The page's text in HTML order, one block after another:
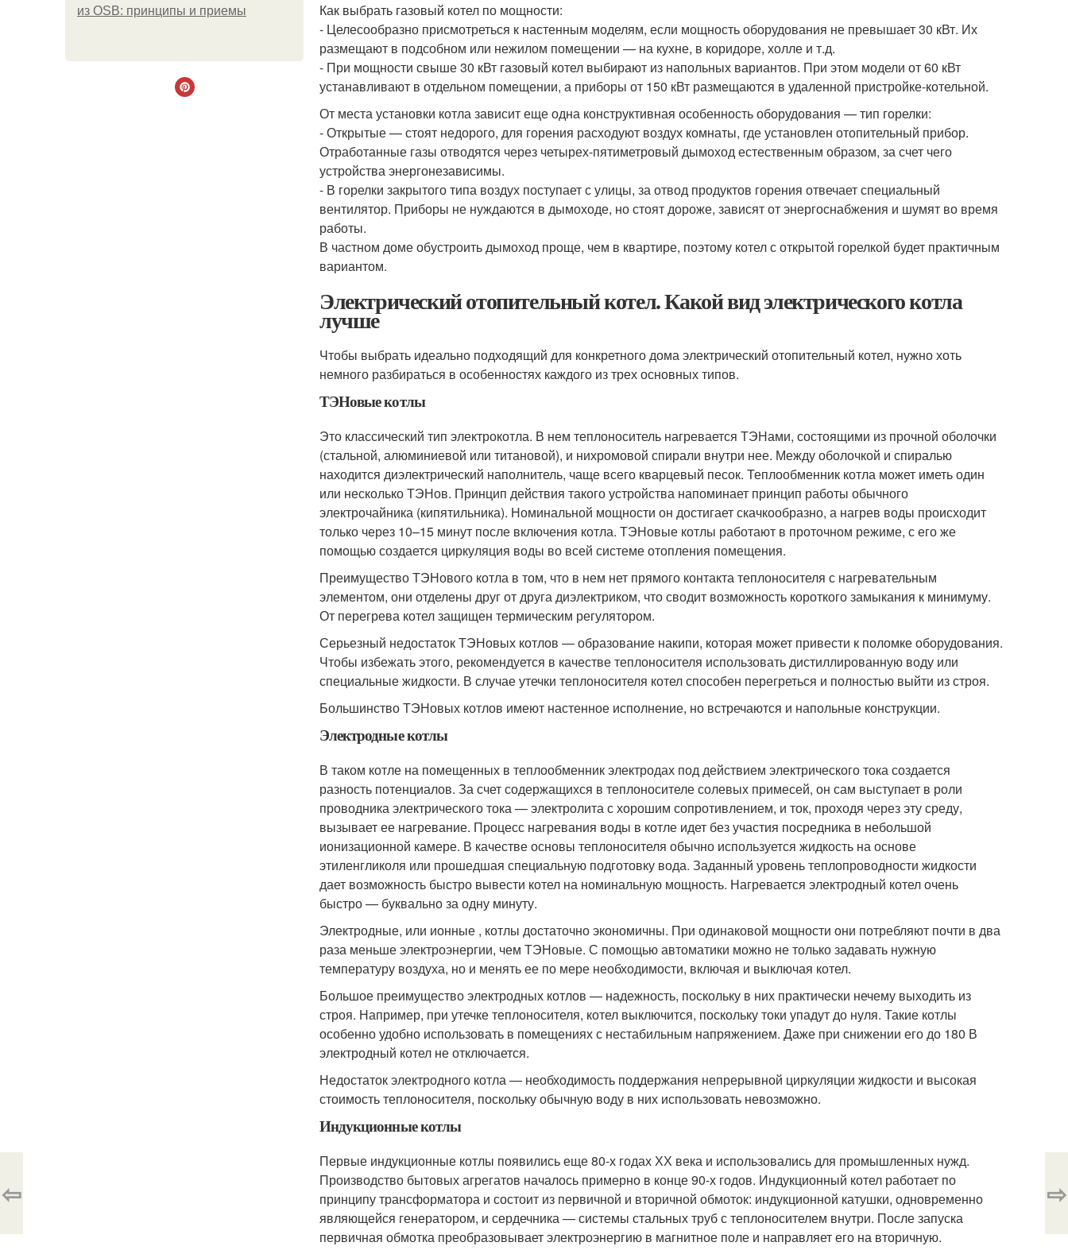
из OSB: принципы и приемы
Как выбрать газовый котел по мощности:
- Целесообразно присмотреться к настенным моделям, если мощность оборудования не превышает 30 кВт. Их
размещают в подсобном или нежилом помещении — на кухне, в коридоре, холле и т.д.
- При мощности свыше 30 кВт газовый котел выбирают из напольных вариантов. При этом модели от 60 кВт
устанавливают в отдельном помещении, а приборы от 150 кВт размещаются в удаленной пристройке-котельной.
От места установки котла зависит еще одна конструктивная особенность оборудования — тип горелки:
- Открытые — стоят недорого, для горения расходуют воздух комнаты, где установлен отопительный прибор.
Отработанные газы отводятся через четырех-пятиметровый дымоход естественным образом, за счет чего
устройства энергонезависимы.
- В горелки закрытого типа воздух поступает с улицы, за отвод продуктов горения отвечает специальный
вентилятор. Приборы не нуждаются в дымоходе, но стоят дороже, зависят от энергоснабжения и шумят во время
работы.
В частном доме обустроить дымоход проще, чем в квартире, поэтому котел с открытой горелкой будет практичным
вариантом.
Электрический отопительный котел. Какой вид электрического котла
лучше
Чтобы выбрать идеально подходящий для конкретного дома электрический отопительный котел, нужно хоть
немного разбираться в особенностях каждого из трех основных типов.
ТЭНовые котлы
Это классический тип электрокотла. В нем теплоноситель нагревается ТЭНами, состоящими из прочной оболочки
(стальной, алюминиевой или титановой), и нихромовой спирали внутри нее. Между оболочкой и спиралью
находится диэлектрический наполнитель, чаще всего кварцевый песок. Теплообменник котла может иметь один
или несколько ТЭНов. Принцип действия такого устройства напоминает принцип работы обычного
электрочайника (кипятильника). Номинальной мощности он достигает скачкообразно, а нагрев воды происходит
только через 10–15 минут после включения котла. ТЭНовые котлы работают в проточном режиме, с его же
помощью создается циркуляция воды во всей системе отопления помещения.
Преимущество ТЭНового котла в том, что в нем нет прямого контакта теплоносителя с нагревательным
элементом, они отделены друг от друга диэлектриком, что сводит возможность короткого замыкания к минимуму.
От перегрева котел защищен термическим регулятором.
Серьезный недостаток ТЭНовых котлов — образование накипи, которая может привести к поломке оборудования.
Чтобы избежать этого, рекомендуется в качестве теплоносителя использовать дистиллированную воду или
специальные жидкости. В случае утечки теплоносителя котел способен перегреться и полностью выйти из строя.
Большинство ТЭНовых котлов имеют настенное исполнение, но встречаются и напольные конструкции.
Электродные котлы
В таком котле на помещенных в теплообменник электродах под действием электрического тока создается
разность потенциалов. За счет содержащихся в теплоносителе солевых примесей, он сам выступает в роли
проводника электрического тока — электролита с хорошим сопротивлением, и ток, проходя через эту среду,
вызывает ее нагревание. Процесс нагревания воды в котле идет без участия посредника в небольшой
ионизационной камере. В качестве основы теплоносителя обычно используется жидкость на основе
этиленгликоля или прошедшая специальную подготовку вода. Заданный уровень теплопроводности жидкости
дает возможность быстро вывести котел на номинальную мощность. Нагревается электродный котел очень
быстро — буквально за одну минуту.
Электродные, или ионные , котлы достаточно экономичны. При одинаковой мощности они потребляют почти в два
раза меньше электроэнергии, чем ТЭНовые. С помощью автоматики можно не только задавать нужную
температуру воздуха, но и менять ее по мере необходимости, включая и выключая котел.
Большое преимущество электродных котлов — надежность, поскольку в них практически нечему выходить из
строя. Например, при утечке теплоносителя, котел выключится, поскольку токи упадут до нуля. Такие котлы
особенно удобно использовать в помещениях с нестабильным напряжением. Даже при снижении его до 180 В
электродный котел не отключается.
Недостаток электродного котла — необходимость поддержания непрерывной циркуляции жидкости и высокая
стоимость теплоносителя, поскольку обычную воду в них использовать невозможно.
Индукционные котлы
Первые индукционные котлы появились еще 80-х годах ХХ века и использовались для промышленных нужд.
Производство бытовых агрегатов началось примерно в конце 90-х годов. Индукционный котел работает по
принципу трансформатора и состоит из первичной и вторичной обмоток: индукционной катушки, одновременно
являющейся генератором, и сердечника — системы стальных труб с теплоносителем внутри. После запуска
первичная обмотка преобразовывает электроэнергию в магнитное поле и направляет его на вторичную.
⇦ ⇨